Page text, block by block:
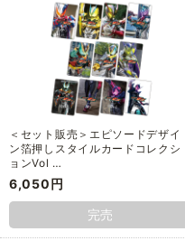
＜セット販売＞エピソードデザイ
ン箔押しスタイルカードコレクシ
ョンVol …
6,050円
完売